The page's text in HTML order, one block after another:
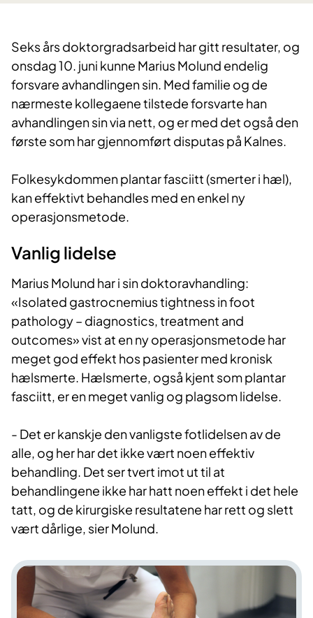
​Seks års doktorgradsarbeid har gitt resultater, og
onsdag 10. juni kunne Marius Molund endelig
forsvare avhandlingen sin. Med familie og de
nærmeste kollegaene tilstede forsvarte han
avhandlingen sin via nett, og er med det også den
første som har gjennomført disputas på Kalnes.
Folkesykdommen plantar fasciitt (smerter i hæl),
kan effektivt behandles med en enkel ny
operasjonsmetode.
Vanlig lidelse
Marius Molund har i sin doktoravhandling:
«Isolated gastrocnemius tightness in foot
pathology – diagnostics, treatment and
outcomes» vist at en ny operasjonsmetode har
meget god effekt hos pasienter med kronisk
hælsmerte. Hælsmerte, også kjent som plantar
fasciitt, er en meget vanlig og plagsom lidelse.
- Det er kanskje den vanligste fotlidelsen av de
alle, og her har det ikke vært noen effektiv
behandling. Det ser tvert imot ut til at
behandlingene ikke har hatt noen effekt i det hele
tatt, og de kirurgiske resultatene har rett og slett
vært dårlige, sier Molund.